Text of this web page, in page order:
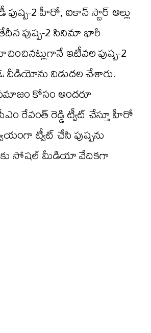
2 హీరో, ఐకాన్ స్టార్ అల్లు
పుష్ప-2 సినిమా భారీ
ఇటీవల పుష్ప-2
వీడియోను విడుదల చేశారు.
సమాజం కోసం అందరూ
రేవంత్ రెడ్డి ట్వీట్ చేస్తూ హీరో
ట్వీట్ చేసి పుష్పను
సోషల్ మీడియా వేదికగా